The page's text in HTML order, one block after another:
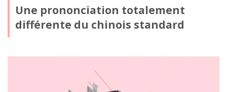
Une prononciation totalement
différente du chinois standard